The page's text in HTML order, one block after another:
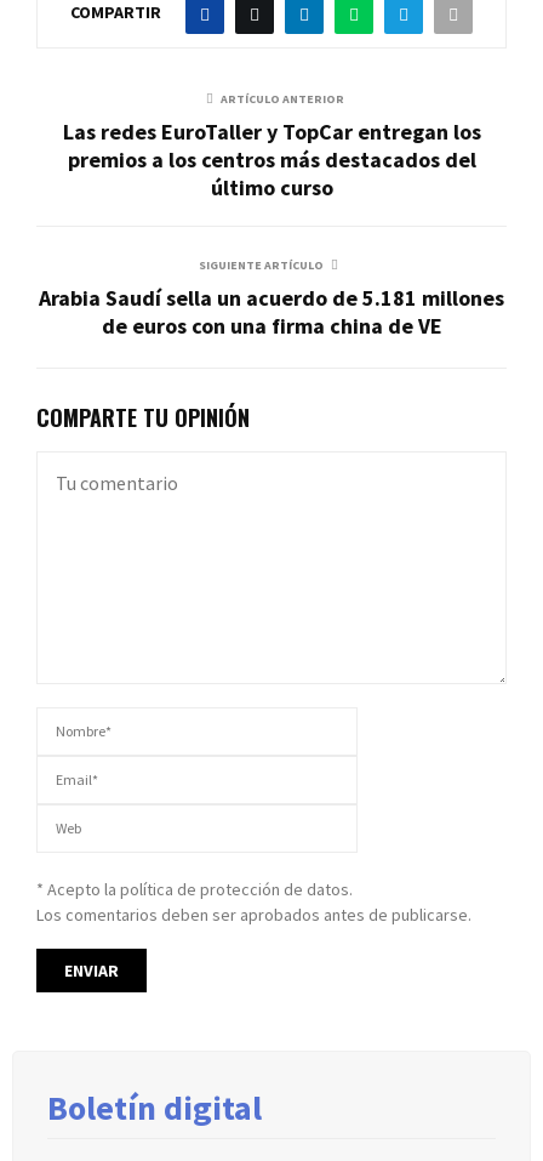
COMPARTIR
ARTÍCULO ANTERIOR
Las redes EuroTaller y TopCar entregan los
premios a los centros más destacados del
último curso
SIGUIENTE ARTÍCULO
Arabia Saudí sella un acuerdo de 5.181 millones
de euros con una firma china de VE
COMPARTE TU OPINIÓN
* Acepto la política de protección de datos.
Los comentarios deben ser aprobados antes de publicarse.
Boletín digital